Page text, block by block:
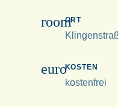
roomORT
euroKOSTEN
kostenfrei